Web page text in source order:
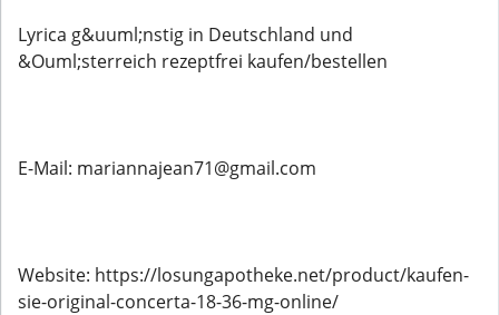
Lyrica g&uuml;nstig in Deutschland und
&Ouml;sterreich rezeptfrei kaufen/bestellen
E-Mail: mariannajean71@gmail.com
Website: https://losungapotheke.net/product/kaufen-
sie-original-concerta-18-36-mg-online/